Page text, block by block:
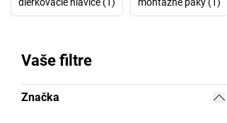
Vaše filtre
Značka